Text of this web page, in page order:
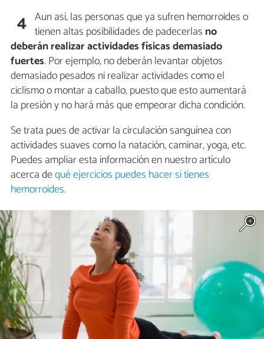
4 Aun así, las personas que ya sufren hemorroides o
tienen altas posibilidades de padecerlas no
deberán realizar actividades físicas demasiado
fuertes. Por ejemplo, no deberán levantar objetos
demasiado pesados ni realizar actividades como el
ciclismo o montar a caballo, puesto que esto aumentará
la presión y no hará más que empeorar dicha condición.
Se trata pues de activar la circulación sanguínea con
actividades suaves como la natación, caminar, yoga, etc.
Puedes ampliar esta información en nuestro artículo
acerca dequé ejercicios puedes hacer si tienes
hemorroides.